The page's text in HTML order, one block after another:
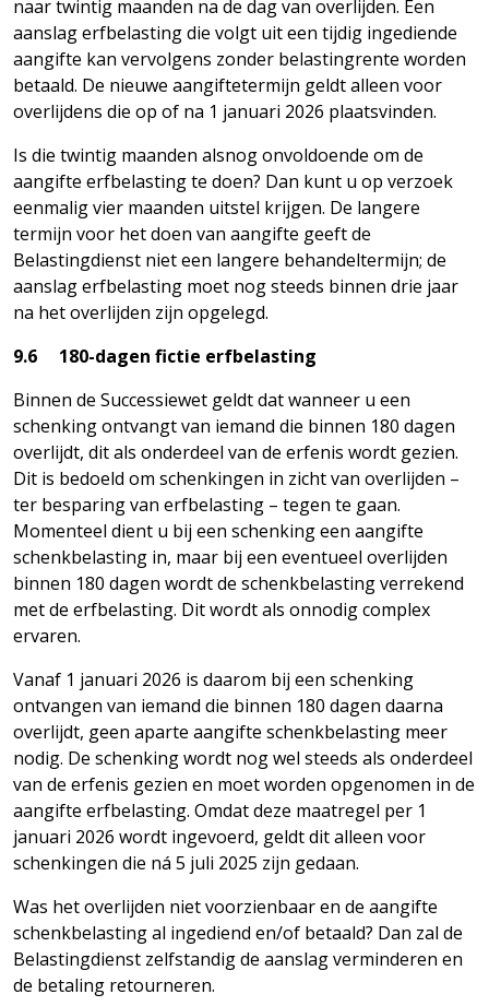
naar twintig maanden na de dag van overlijden. Een
aanslag erfbelasting die volgt uit een tijdig ingediende
aangifte kan vervolgens zonder belastingrente worden
betaald. De nieuwe aangiftetermijn geldt alleen voor
overlijdens die op of na 1 januari 2026 plaatsvinden.
Is die twintig maanden alsnog onvoldoende om de
aangifte erfbelasting te doen? Dan kunt u op verzoek
eenmalig vier maanden uitstel krijgen. De langere
termijn voor het doen van aangifte geeft de
Belastingdienst niet een langere behandeltermijn; de
aanslag erfbelasting moet nog steeds binnen drie jaar
na het overlijden zijn opgelegd.
9.6 180-dagen fictie erfbelasting
Binnen de Successiewet geldt dat wanneer u een
schenking ontvangt van iemand die binnen 180 dagen
overlijdt, dit als onderdeel van de erfenis wordt gezien.
Dit is bedoeld om schenkingen in zicht van overlijden –
ter besparing van erfbelasting – tegen te gaan.
Momenteel dient u bij een schenking een aangifte
schenkbelasting in, maar bij een eventueel overlijden
binnen 180 dagen wordt de schenkbelasting verrekend
met de erfbelasting. Dit wordt als onnodig complex
ervaren.
Vanaf 1 januari 2026 is daarom bij een schenking
ontvangen van iemand die binnen 180 dagen daarna
overlijdt, geen aparte aangifte schenkbelasting meer
nodig. De schenking wordt nog wel steeds als onderdeel
van de erfenis gezien en moet worden opgenomen in de
aangifte erfbelasting. Omdat deze maatregel per 1
januari 2026 wordt ingevoerd, geldt dit alleen voor
schenkingen die ná 5 juli 2025 zijn gedaan.
Was het overlijden niet voorzienbaar en de aangifte
schenkbelasting al ingediend en/of betaald? Dan zal de
Belastingdienst zelfstandig de aanslag verminderen en
de betaling retourneren.